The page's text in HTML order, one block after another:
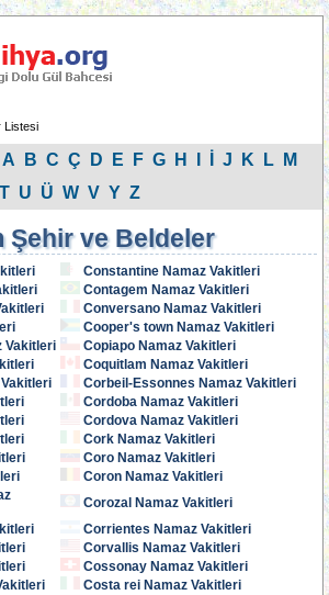
Listesi
A B C Ç D E F G H J K L
M
T U Ü W V Y Z
Şehir ve Beldeler
Constantine Namaz Vakitleri
Contagem Namaz Vakitleri
Conversano Namaz Vakitleri
Cooper's town Namaz Vakitleri
Vakitleri
Copiapo Namaz Vakitleri
Coquitlam Namaz Vakitleri
Corbeil-Essonnes Namaz Vakitleri
Cordoba Namaz Vakitleri
Cordova Namaz Vakitleri
Cork Namaz Vakitleri
Coro Namaz Vakitleri
Coron Namaz Vakitleri
Corozal Namaz Vakitleri
Corrientes Namaz Vakitleri
Corvallis Namaz Vakitleri
Cossonay Namaz Vakitleri
Costa rei Namaz Vakitleri